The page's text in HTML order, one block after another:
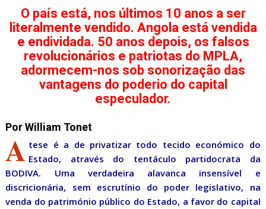
O país está, nos últimos 10 anos a ser
literalmente vendido. Angola está vendida
e endividada. 50 anos depois, os falsos
revolucionários e patriotas do MPLA,
adormecem-nos sob sonorização das
vantagens do poderio do capital
especulador.
Por William Tonet
A tese é a de privatizar todo tecido económico do
Estado, através do tentáculo partidocrata da
BODIVA. Uma verdadeira alavanca insensível e
discricionária, sem escrutínio do poder legislativo, na
venda do património público do Estado, a favor do capital